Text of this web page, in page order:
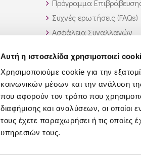
Αυτή η ιστοσελίδα χρησιμοποιεί
Χρησιμοποιούμε cookie για την
κοινωνικών μέσων και την ανάλυση
που αφορούν τον τρόπο που
διαφήμισης και αναλύσεων, οι
τους έχετε παραχωρήσει ή τις
υπηρεσιών τους.
Πρόγραμμα
Συχνές ερωτήσεις (FAQs)
Ασφάλεια Συναλλαγών
Πως θα βρώ αυτό που